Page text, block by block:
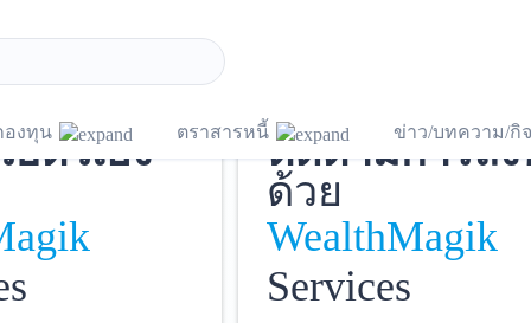
องทุน ตราสารหนี้ ข่าว/บทความ/กิ
และ
ตัวเอง
บันทึกพอร์ต
ติดตามการล
ด้วย
WealthMagik
Services